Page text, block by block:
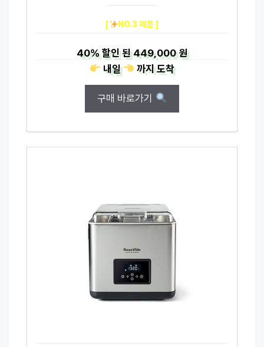
[ NO.3 제품 ]
40%할인 된449,000 원
내일
까지도착
구매 바로가기